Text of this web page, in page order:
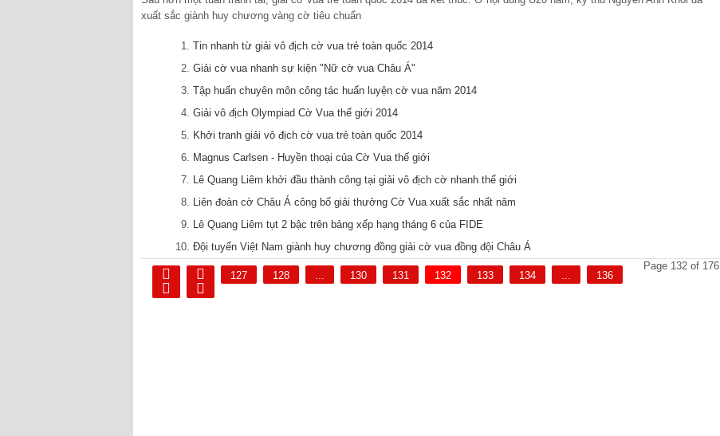
xuất sắc giành huy chương vàng cờ tiêu chuẩn
Tin nhanh từ giải vô địch cờ vua trẻ toàn quốc 2014
Giải cờ vua nhanh sự kiện "Nữ cờ vua Châu Á"
Tập huấn chuyên môn công tác huấn luyện cờ vua năm 2014
Giải vô địch Olympiad Cờ Vua thế giới 2014
Khởi tranh giải vô địch cờ vua trẻ toàn quốc 2014
Magnus Carlsen - Huyền thoại của Cờ Vua thế giới
Lê Quang Liêm khởi đầu thành công tại giải vô địch cờ nhanh thế giới
Liên đoàn cờ Châu Á công bố giải thưởng Cờ Vua xuất sắc nhất năm
Lê Quang Liêm tụt 2 bậc trên bảng xếp hạng tháng 6 của FIDE
Đội tuyển Việt Nam giành huy chương đồng giải cờ vua đồng đội Châu Á
Page 132 of 176
127
128 ... 130 131 132 133 134 ... 136